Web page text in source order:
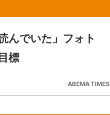
んでいた」フォト
標
ABEMA TIMES